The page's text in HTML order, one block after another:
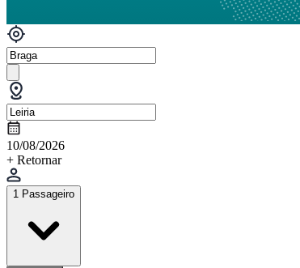
10/08/2026
+ Retornar
1 Passageiro